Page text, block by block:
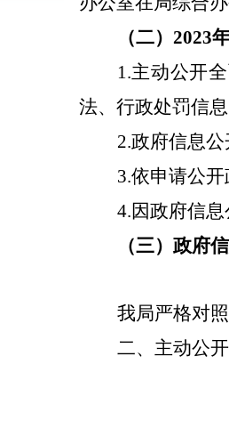
（二） 2023
1.主动公开全
法、行政处罚信
2.政府信息
3.依申请公开
4.因政府信
（三）政府
我局严格对
二、主动公